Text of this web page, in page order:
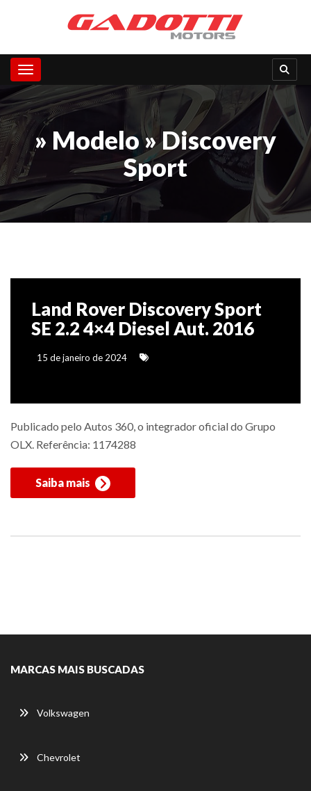
Toggle navigation
» Modelo » Discovery
Sport
Land Rover Discovery Sport
SE 2.2 4×4 Diesel Aut. 2016
15 de janeiro de 2024
Publicado pelo Autos 360, o integrador oficial do Grupo
OLX. Referência: 1174288
Saiba mais
MARCAS MAIS BUSCADAS
Volkswagen
Chevrolet